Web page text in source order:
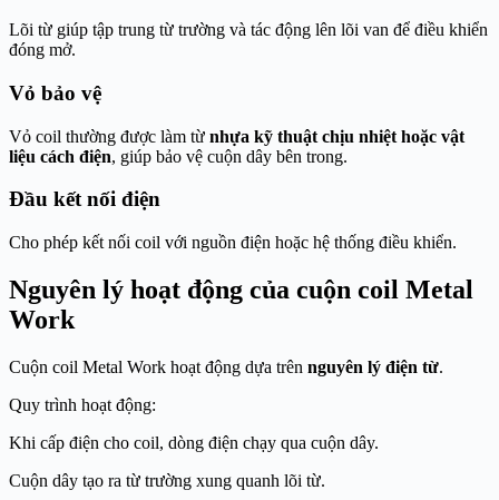
Lõi từ giúp tập trung từ trường và tác động lên lõi van để điều khiển
đóng mở.
Vỏ bảo vệ
Vỏ coil thường được làm từ nhựa kỹ thuật chịu nhiệt hoặc vật
liệu cách điện, giúp bảo vệ cuộn dây bên trong.
Đầu kết nối điện
Cho phép kết nối coil với nguồn điện hoặc hệ thống điều khiển.
Nguyên lý hoạt động của cuộn coil Metal
Work
Cuộn coil Metal Work hoạt động dựa trên nguyên lý điện từ.
Quy trình hoạt động:
Khi cấp điện cho coil, dòng điện chạy qua cuộn dây.
Cuộn dây tạo ra từ trường xung quanh lõi từ.